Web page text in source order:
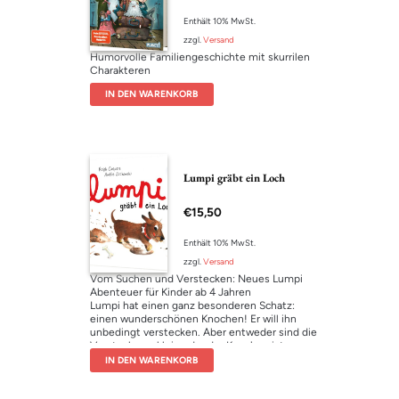
Enthält 10% MwSt.
zzgl. Versand
Humorvolle Familiengeschichte mit skurrilen
Charakteren
IN DEN WARENKORB
Lumpi gräbt ein Loch
€15,50
Enthält 10% MwSt.
zzgl.Versand
Vom Suchen und Verstecken: Neues Lumpi
Abenteuer für Kinder ab 4 Jahren
Lumpi hat einen ganz besonderen Schatz:
einen wunderschönen Knochen! Er will ihn
unbedingt verstecken. Aber entweder sind die
Verstecke zu klein oder der Knochen ist zu
groß. DahatLumpi eine geniale Idee: Er wird
den Knochen vergraben! Lumpi buddelt also
IN DEN WARENKORB